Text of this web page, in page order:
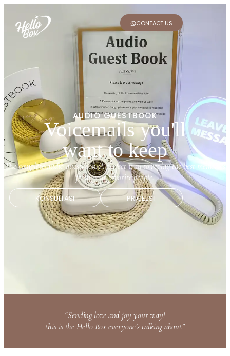
CONTACT US
AUDIO GUESTBOOK
Voicemails you'll
want to keep
The complete audio guestbook. A perfect way to replay the best memories
from your favorite people.
KONSULTASI PRICELIST
“Sending love and joy your way!
this is the Hello Box everyone’s talking about”